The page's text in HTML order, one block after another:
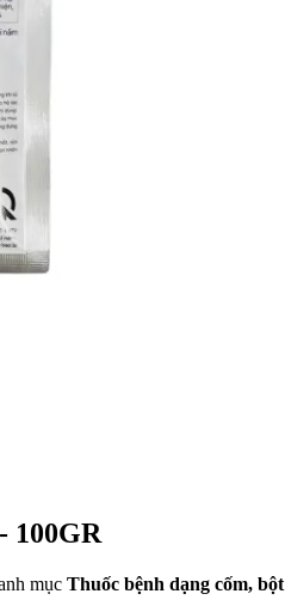
100GR
mục Thuốc bệnh dạng cốm, bột